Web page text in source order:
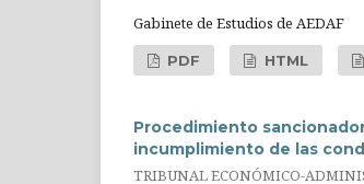
Gabinete de Estudios de AEDAF
PDF HTML
Procedimiento
incumplimiento de las
TRIBUNAL ECONÓMICO-